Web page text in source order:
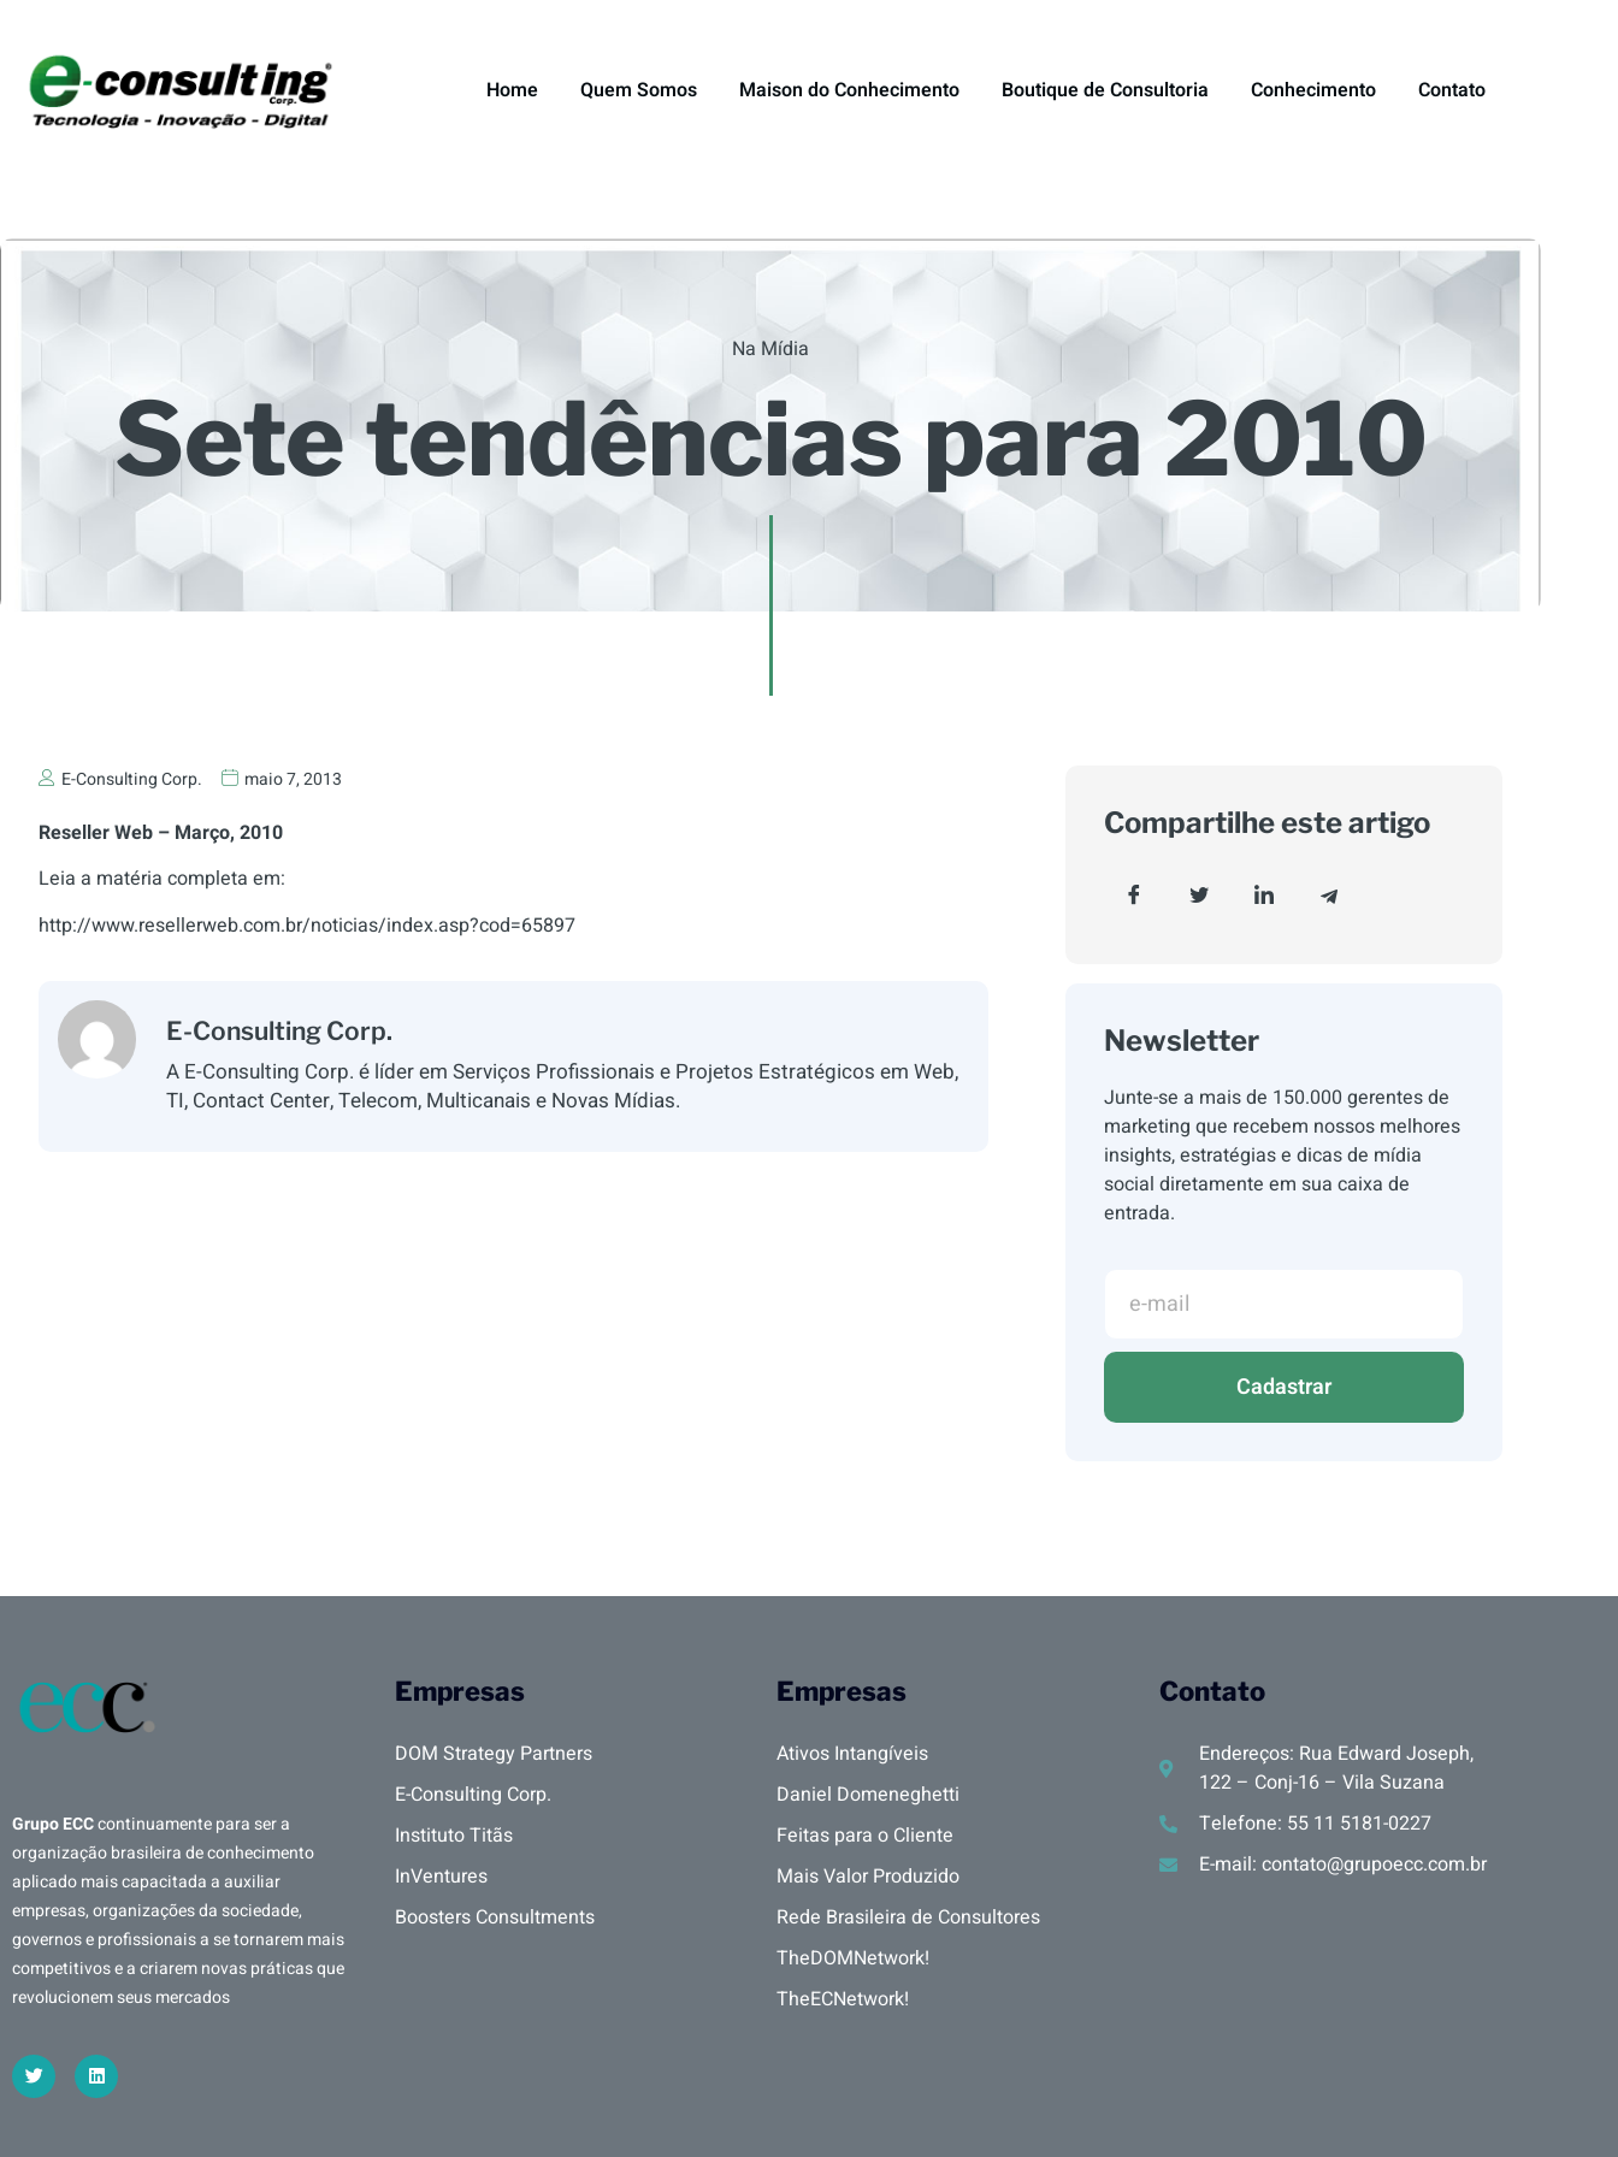
Home Quem Somos Maison do Conhecimento Boutique de Consultoria Conhecimento Contato
Na Mídia
Sete tendências para 2010
E-Consulting Corp. maio 7, 2013
Reseller Web – Março, 2010
Leia a matéria completa em:
http://www.resellerweb.com.br/noticias/index.asp?cod=65897
E-Consulting Corp.
A E-Consulting Corp. é líder em Serviços Profissionais e Projetos Estratégicos em Web,
TI, Contact Center, Telecom, Multicanais e Novas Mídias.
Compartilhe este artigo
Newsletter
Junte-se a mais de 150.000 gerentes de
marketing que recebem nossos melhores
insights, estratégias e dicas de mídia
social diretamente em sua caixa de
entrada.
Cadastrar
Grupo ECCcontinuamente para ser a
organização brasileira de conhecimento
aplicado mais capacitada a auxiliar
empresas, organizações da sociedade,
governos e profissionais a se tornarem mais
competitivos e a criarem novas práticas que
revolucionem seus mercados
Empresas
DOM Strategy Partners
E-Consulting Corp.
Instituto Titãs
InVentures
Boosters Consultments
Empresas
Ativos Intangíveis
Daniel Domeneghetti
Feitas para o Cliente
Mais Valor Produzido
Rede Brasileira de Consultores
TheDOMNetwork!
TheECNetwork!
Contato
Endereços: Rua Edward Joseph,
122 – Conj-16 – Vila Suzana
Telefone: 55 11 5181-0227
E-mail: contato@grupoecc.com.br